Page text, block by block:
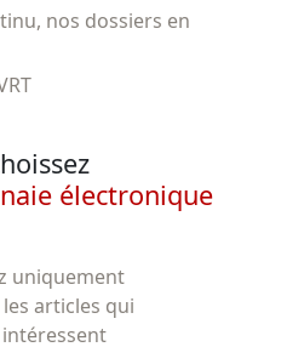
nos dossiers en
électronique
uniquement
articles qui